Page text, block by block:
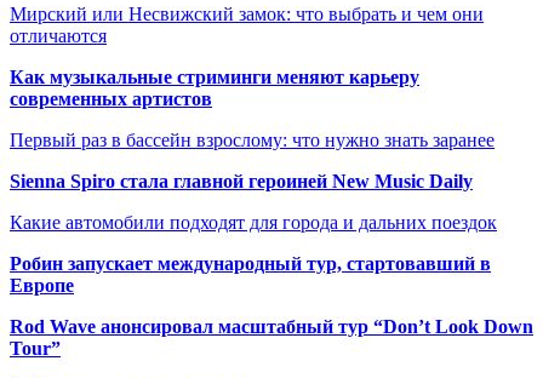
Мирский или Несвижский замок: что выбрать и чем они
отличаются
Как музыкальные стриминги меняют карьеру
современных артистов
Первый раз в бассейн взрослому: что нужно знать заранее
Sienna Spiro стала главной героиней New Music Daily
Какие автомобили подходят для города и дальних поездок
Робин запускает международный тур, стартовавший в
Европе
Rod Wave анонсировал масштабный тур “Don’t Look Down
Tour”